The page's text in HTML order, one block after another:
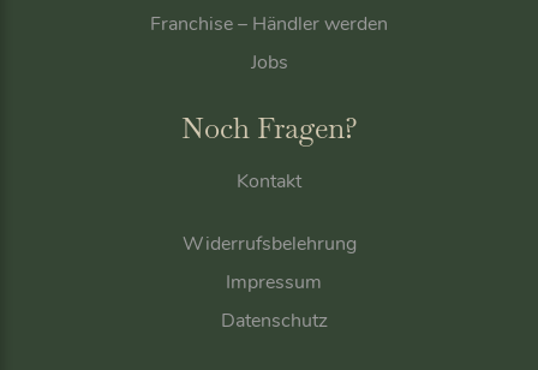
Franchise – Händler werden
Jobs
Noch Fragen?
Kontakt
Widerrufsbelehrung
Impressum
Datenschutz